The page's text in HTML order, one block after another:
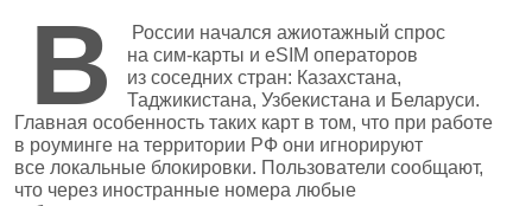
В
России начался ажиотажный спрос
на сим‑карты и eSIM операторов
из соседних стран: Казахстана,
Таджикистана, Узбекистана и Беларуси.
Главная особенность таких карт в том, что при работе
в роуминге на территории РФ они игнорируют
все локальные блокировки. Пользователи сообщают,
что через иностранные номера любые